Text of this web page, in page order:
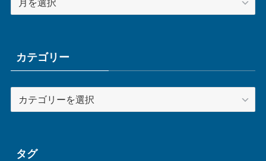
ー
ブカテゴリー
テ
ータグ